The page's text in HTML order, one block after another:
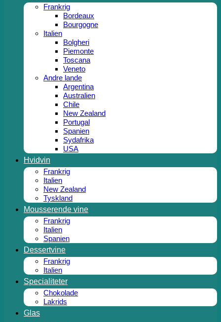
Frankrig
Bordeaux
Bourgogne
Italien
Bolgheri
Piemonte
Toscana
Veneto
Andre lande
Argentina
Australien
Chile
New Zealand
Portugal
Spanien
Sydafrika
USA
Hvidvin
Frankrig
Italien
New Zealand
Tyskland
Mousserende vine
Frankrig
Italien
Spanien
Dessertvine
Frankrig
Italien
Specialiteter
Chokolade
Lakrids
Glas